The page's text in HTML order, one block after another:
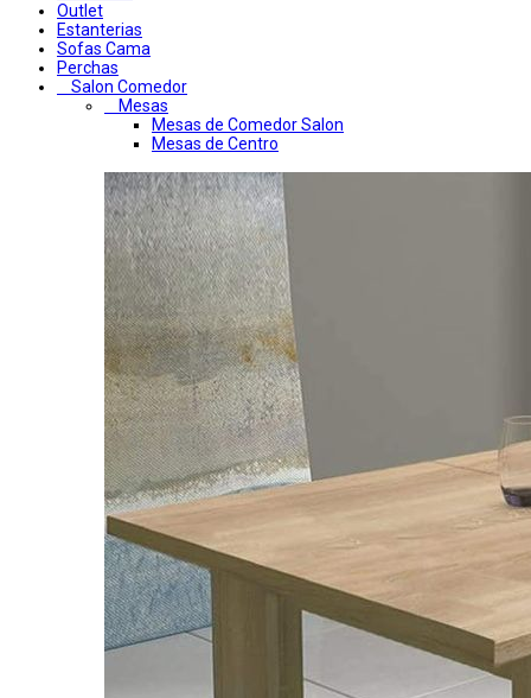
Outlet
Estanterias
Sofas Cama
Perchas
Salon Comedor
Mesas
Mesas de Comedor Salon
Mesas de Centro